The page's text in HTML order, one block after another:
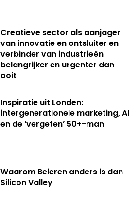
Creatieve sector als aanjager
van innovatie en ontsluiter en
verbinder van industrieën
belangrijker en urgenter dan
ooit
Inspiratie uit Londen:
intergenerationele marketing, AI
en de ‘vergeten’ 50+-man
Waarom Beieren anders is dan
Silicon Valley